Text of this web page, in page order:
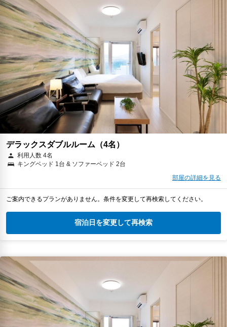
デラックスダブルルーム（4名）
利用人数 4名
キングベッド 1台 & ソファーベッド 2台
部屋の詳細を見る
ご案内できるプランがありません。条件を変更して再検索してください。
宿泊日を変更して再検索